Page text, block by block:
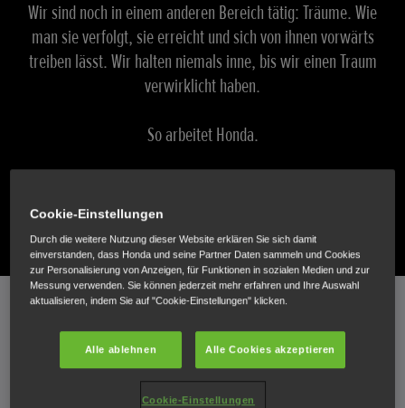
Wir sind noch in einem anderen Bereich tätig: Träume. Wie
man sie verfolgt, sie erreicht und sich von ihnen vorwärts
treiben lässt. Wir halten niemals inne, bis wir einen Traum
verwirklicht haben.
So arbeitet Honda.
genau richtig.
Scrollen
GESCHICHTE
Cookie-Einstellungen
Durch die weitere Nutzung dieser Website erklären Sie sich damit
einverstanden, dass Honda und seine Partner Daten sammeln und Cookies
zur Personalisierung von Anzeigen, für Funktionen in sozialen Medien und zur
Messung verwenden. Sie können jederzeit mehr erfahren und Ihre Auswahl
aktualisieren, indem Sie auf "Cookie-Einstellungen" klicken.
Alle ablehnen Alle Cookies akzeptieren
Cookie-Einstellungen